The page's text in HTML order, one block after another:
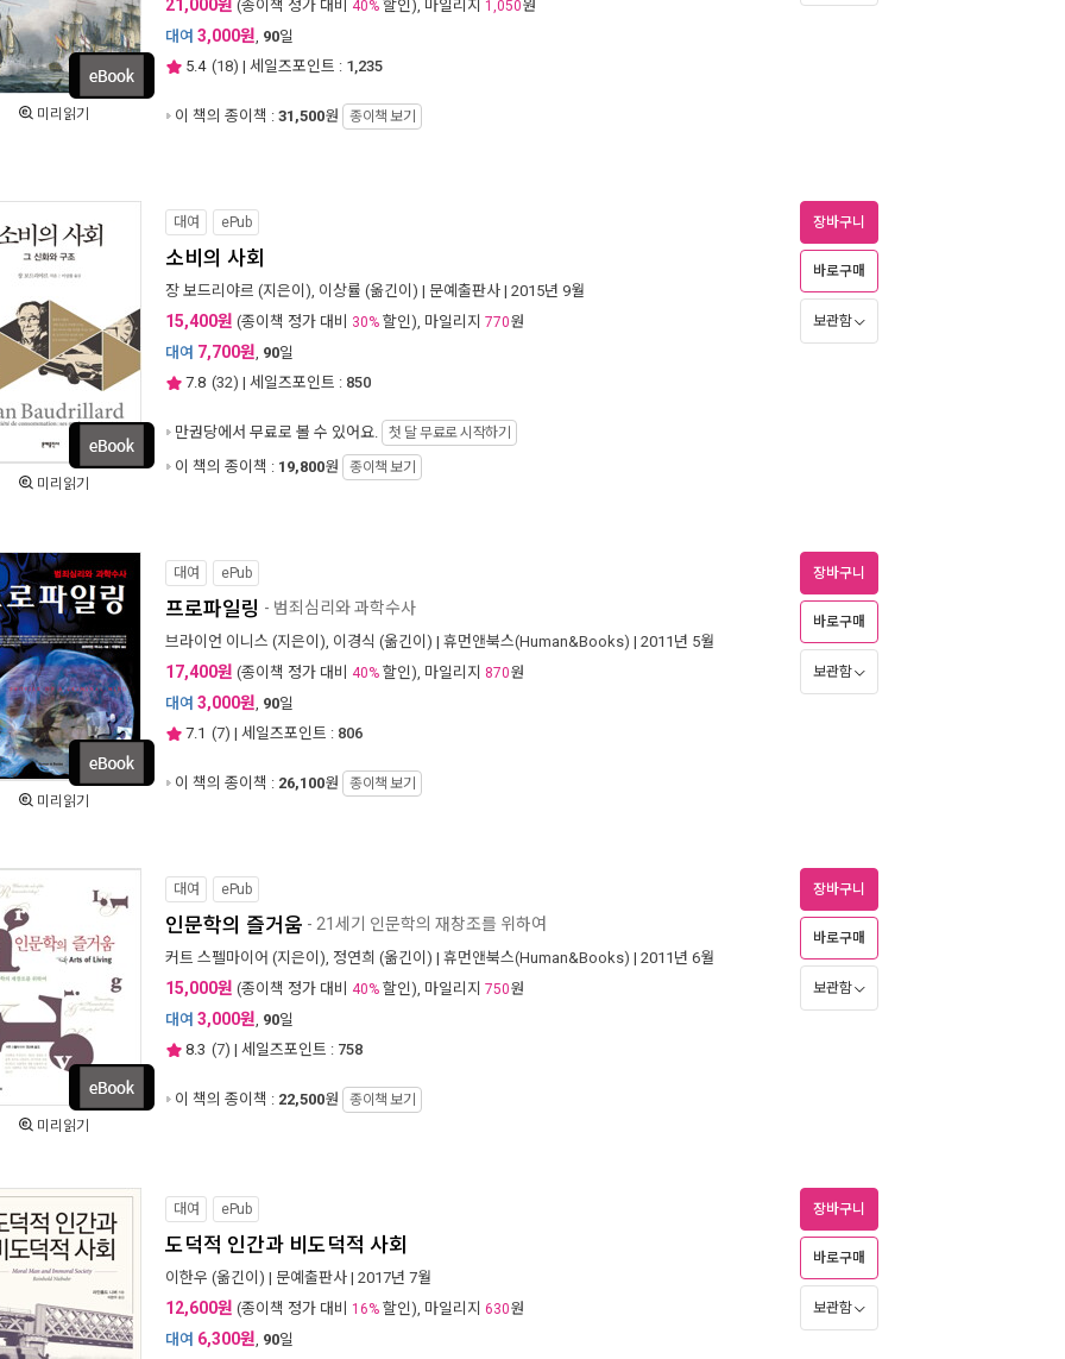
미리읽기
21,000원 (종이책 정가 대비 40% 할인), 마일리지 1,050원
대여 3,000원, 90일
5.4 (18) | 세일즈포인트 : 1,235
이 책의 종이책 : 31,500원 종이책 보기
미리읽기
대여 ePub
소비의 사회
장 보드리야르 (지은이), 이상률 (옮긴이) | 문예출판사 | 2015년 9월
15,400원 (종이책 정가 대비 30% 할인), 마일리지 770원
대여 7,700원, 90일
7.8 (32) | 세일즈포인트 : 850
만권당에서 무료로 볼 수 있어요. 첫 달 무료로 시작하기
이 책의 종이책 : 19,800원 종이책 보기
장바구니
바로구매
보관함
미리읽기
대여 ePub
프로파일링 - 범죄심리와 과학수사
브라이언 이니스 (지은이), 이경식 (옮긴이) | 휴먼앤북스(Human&Books) | 2011년 5월
17,400원 (종이책 정가 대비 40% 할인), 마일리지 870원
대여 3,000원, 90일
7.1 (7) | 세일즈포인트 : 806
이 책의 종이책 : 26,100원 종이책 보기
장바구니
바로구매
보관함
미리읽기
대여 ePub
인문학의 즐거움 - 21세기 인문학의 재창조를 위하여
커트 스펠마이어 (지은이), 정연희 (옮긴이) | 휴먼앤북스(Human&Books) | 2011년 6월
15,000원 (종이책 정가 대비 40% 할인), 마일리지 750원
대여 3,000원, 90일
8.3 (7) | 세일즈포인트 : 758
이 책의 종이책 : 22,500원 종이책 보기
장바구니
바로구매
보관함
대여 ePub
도덕적 인간과 비도덕적 사회
이한우 (옮긴이) | 문예출판사 | 2017년 7월
12,600원 (종이책 정가 대비 16% 할인), 마일리지 630원
대여 6,300원, 90일
장바구니
바로구매
보관함